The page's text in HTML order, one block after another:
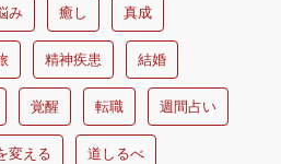
み 癒し 真成
精神疾患 結婚
覚醒 転職 週間占い
変える 道しるべ